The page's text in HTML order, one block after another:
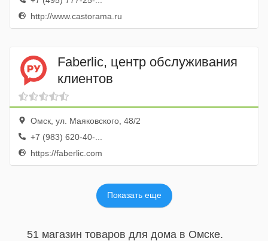
http://www.castorama.ru
Faberliс, центр обслуживания
клиентов
Омск, ул. Маяковского, 48/2
+7 (983) 620-40-...
https://faberlic.com
Показать еще
51 магазин товаров для дома в Омске.